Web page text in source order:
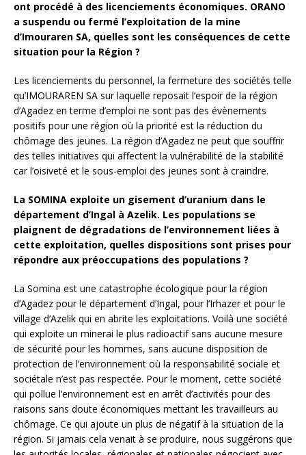
ont procédé à des licenciements économiques. ORANO
a suspendu ou fermé l’exploitation de la mine
d’Imouraren SA, quelles sont les conséquences de cette
situation pour la Région ?
Les licenciements du personnel, la fermeture des sociétés telle
qu’IMOURAREN SA sur laquelle reposait l’espoir de la région
d’Agadez en terme d’emploi ne sont pas des évènements
positifs pour une région où la priorité est la réduction du
chômage des jeunes. La région d’Agadez ne peut que souffrir
des telles initiatives qui affectent la vulnérabilité de la stabilité
car l’oisiveté et le sous-emploi des jeunes sont à craindre.
La SOMINA exploite un gisement d’uranium dans le
département d’Ingal à Azelik. Les populations se
plaignent de dégradations de l’environnement liées à
cette exploitation, quelles dispositions sont prises pour
répondre aux préoccupations des populations ?
La Somina est une catastrophe écologique pour la région
d’Agadez pour le département d’Ingal, pour l’Irhazer et pour le
village d’Azelik qui en abrite les exploitations. Voilà une société
qui exploite un minerai le plus radioactif sans aucune mesure
de sécurité pour les hommes, sans aucune disposition de
protection de l’environnement où la responsabilité sociale et
sociétale n’est pas respectée. Pour le moment, cette société
qui pollue l’environnement est en arrêt d’activités pour des
raisons sans doute économiques mettant les travailleurs au
chômage. Ce qui ajoute un plus de négatif à la situation de la
région. Si jamais cela venait à se produire, nous suggérons que